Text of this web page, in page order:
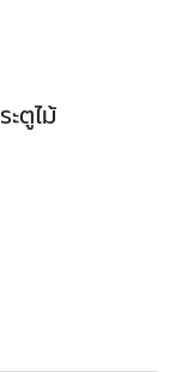
ตูไม้